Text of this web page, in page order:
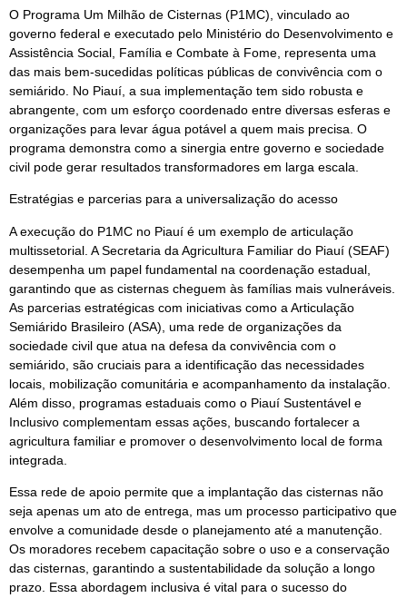
O Programa Um Milhão de Cisternas (P1MC), vinculado ao
governo federal e executado pelo Ministério do Desenvolvimento e
Assistência Social, Família e Combate à Fome, representa uma
das mais bem-sucedidas políticas públicas de convivência com o
semiárido. No Piauí, a sua implementação tem sido robusta e
abrangente, com um esforço coordenado entre diversas esferas e
organizações para levar água potável a quem mais precisa. O
programa demonstra como a sinergia entre governo e sociedade
civil pode gerar resultados transformadores em larga escala.
Estratégias e parcerias para a universalização do acesso
A execução do P1MC no Piauí é um exemplo de articulação
multissetorial. A Secretaria da Agricultura Familiar do Piauí (SEAF)
desempenha um papel fundamental na coordenação estadual,
garantindo que as cisternas cheguem às famílias mais vulneráveis.
As parcerias estratégicas com iniciativas como a Articulação
Semiárido Brasileiro (ASA), uma rede de organizações da
sociedade civil que atua na defesa da convivência com o
semiárido, são cruciais para a identificação das necessidades
locais, mobilização comunitária e acompanhamento da instalação.
Além disso, programas estaduais como o Piauí Sustentável e
Inclusivo complementam essas ações, buscando fortalecer a
agricultura familiar e promover o desenvolvimento local de forma
integrada.
Essa rede de apoio permite que a implantação das cisternas não
seja apenas um ato de entrega, mas um processo participativo que
envolve a comunidade desde o planejamento até a manutenção.
Os moradores recebem capacitação sobre o uso e a conservação
das cisternas, garantindo a sustentabilidade da solução a longo
prazo. Essa abordagem inclusiva é vital para o sucesso do